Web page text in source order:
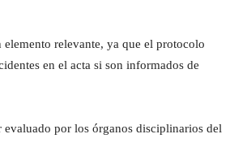
relevante, ya que el protocolo
en el acta si son informados de
evaluado por los órganos disciplinarios del